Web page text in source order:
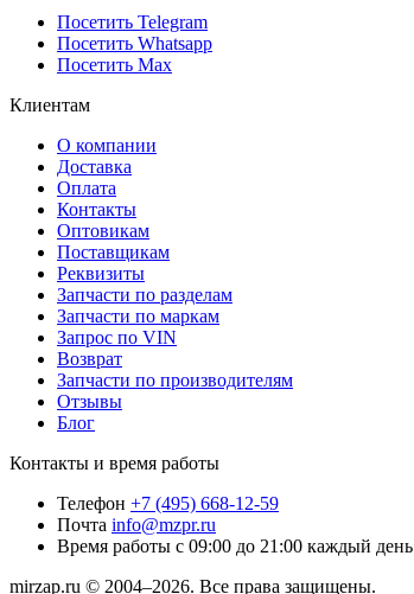
Посетить Telegram
Посетить Whatsapp
Посетить Max
Клиентам
О компании
Доставка
Оплата
Контакты
Оптовикам
Поставщикам
Реквизиты
Запчасти по разделам
Запчасти по маркам
Запрос по VIN
Возврат
Запчасти по производителям
Отзывы
Блог
Контакты и время работы
Телефон +7 (495) 668-12-59
Почта info@mzpr.ru
Время работы с 09:00 до 21:00 каждый день
mirzap.ru © 2004–2026. Все права защищены.